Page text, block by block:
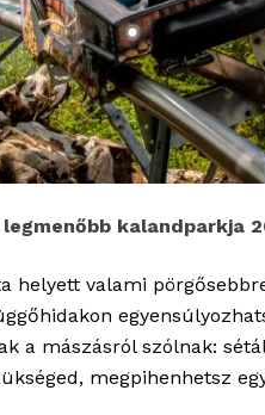
kalandparkja
helyett valami
a mászásról szólnak:
megpihenhetsz